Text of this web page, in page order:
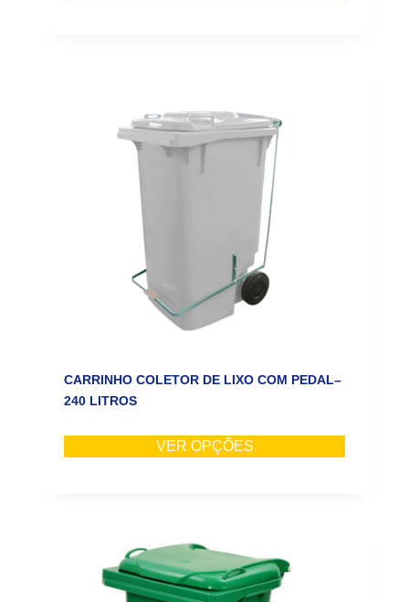
CARRINHO COLETOR DE LIXO COM PEDAL–
240 LITROS
VER OPÇÕES